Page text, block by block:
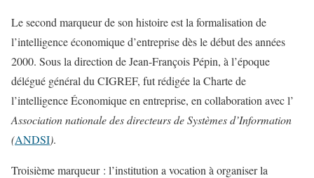
Le second marqueur de son histoire est la formalisation de
l’intelligence économique d’entreprise dès le début des années
2000. Sous la direction de Jean-François Pépin, à l’époque
délégué général du CIGREF, fut rédigée la Charte de
l’intelligence Économique en entreprise, en collaboration avec l’
Association nationale des directeurs de Systèmes d’Information
(ANDSI).
Troisième marqueur : l’institution a vocation à organiser la